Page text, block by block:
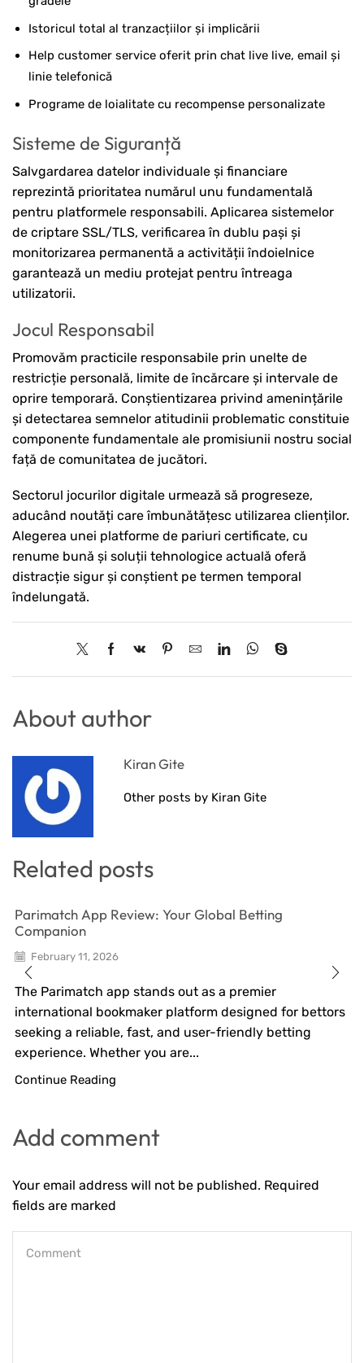
Istoricul total al tranzacțiilor și implicării
Help customer service oferit prin chat live live, email și
linie telefonică
Programe de loialitate cu recompense personalizate
Sisteme de Siguranță
Salvgardarea datelor individuale și financiare
reprezintă prioritatea numărul unu fundamentală
pentru platformele responsabili. Aplicarea sistemelor
de criptare SSL/TLS, verificarea în dublu pași și
monitorizarea permanentă a activității îndoielnice
garantează un mediu protejat pentru întreaga
utilizatorii.
Jocul Responsabil
Promovăm practicile responsabile prin unelte de
restricție personală, limite de încărcare și intervale de
oprire temporară. Conștientizarea privind amenințările
și detectarea semnelor atitudinii problematic constituie
componente fundamentale ale promisiunii nostru social
față de comunitatea de jucători.
Sectorul jocurilor digitale urmează să progreseze,
aducând noutăți care îmbunătățesc utilizarea clienților.
Alegerea unei platforme de pariuri certificate, cu
renume bună și soluții tehnologice actuală oferă
distracție sigur și conștient pe termen temporal
îndelungată.
About author
Kiran Gite
Other posts by Kiran Gite
Related posts
Parimatch App Review: Your Global Betting
Companion
February 11, 2026
The Parimatch app stands out as a premier
international bookmaker platform designed for bettors
seeking a reliable, fast, and user-friendly betting
experience. Whether you are...
Continue Reading
Add comment
Your email address will not be published. Required
fields are marked